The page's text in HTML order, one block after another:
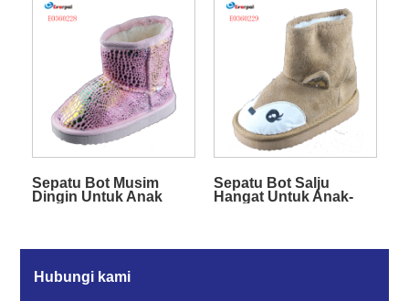
Sepatu Bot Musim
Dingin Untuk Anak
Sepatu Bot Salju
Hangat Untuk Anak-
Hubungi kami